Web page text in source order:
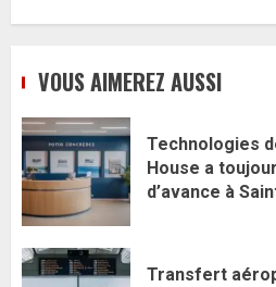
VOUS AIMEREZ AUSSI
Technologies
House a
d’avance à
Transfert